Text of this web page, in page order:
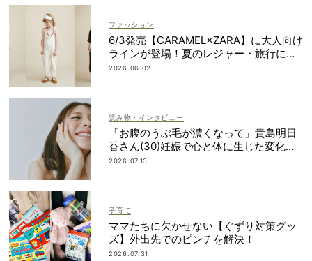
ファッション
6/3発売【CARAMEL×ZARA】に大人向け
ラインが登場！夏のレジャー・旅行にも
おすすめ
2026.06.02
読み物・インタビュー
「お腹のうぶ毛が濃くなって」貴島明日
香さん(30)妊娠で心と体に生じた変化も
「愛しいです」
2026.07.13
子育て
ママたちに欠かせない【ぐずり対策グッ
ズ】外出先でのピンチを解決！
2026.07.31